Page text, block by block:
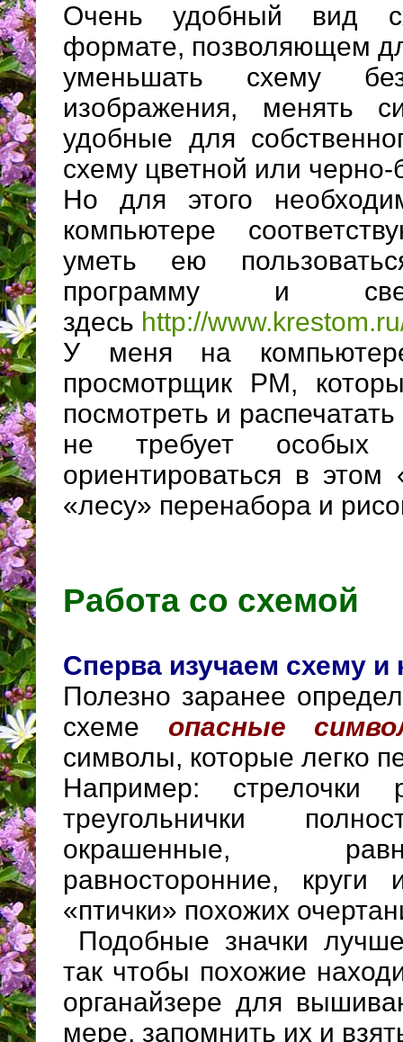
Очень удобный вид
формате, позволяющем
уменьшать схему
изображения, менять
удобные для
схему цветной или черно-
Но для этого
компьютере
уметь ею
программу и
здесь http://
У меня на
просмотрщик РМ,
посмотреть и
не требует
ориентироваться в
«лесу» перенабора и
Работа со схемой
Сперва изучаем схему и
Полезно заранее
схеме опасные
символы, которые легко
Например: стрелочки
треугольнички
окрашенные,
равносторонние,
«птички» похожих
Подобные значки лучше
так чтобы похожие
органайзере для
мере, запомнить их и